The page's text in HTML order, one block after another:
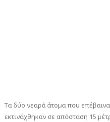
Τα δύο νεαρά άτομα που
εκτινάχθηκαν σε απόσταση 15